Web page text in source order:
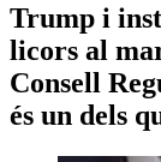
Trump i
licors al
Consell
és un dels